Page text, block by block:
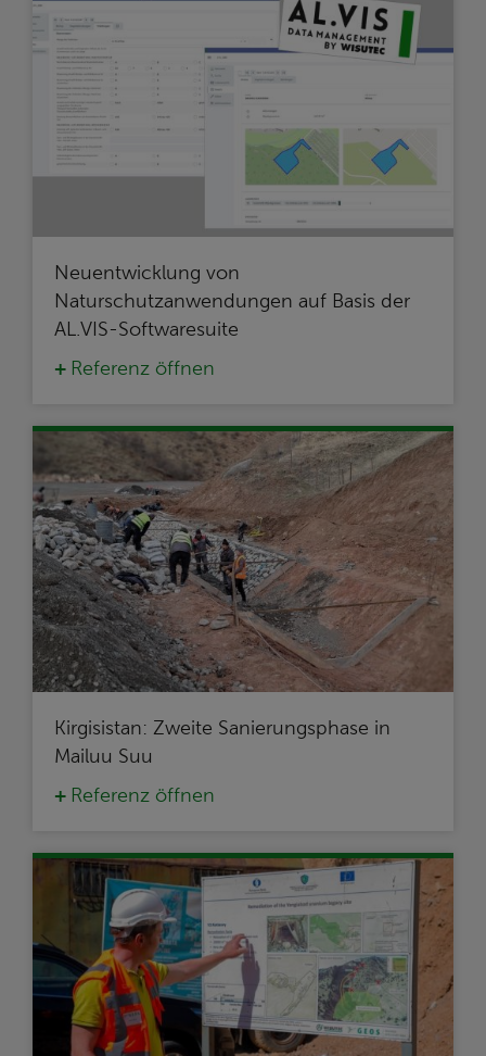
Neuentwicklung von
Naturschutzanwendungen auf Basis der
AL.VIS-Softwaresuite
Referenz öffnen
Kirgisistan: Zweite Sanierungsphase in
Mailuu Suu
Referenz öffnen